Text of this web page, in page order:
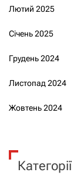
Лютий 2025
Січень 2025
Грудень 2024
Листопад 2024
Жовтень 2024
Категорії